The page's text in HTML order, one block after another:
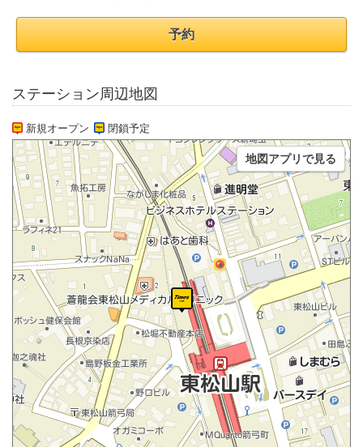
予約
ステーション周辺地図
新規オープン 閉鎖予定
地図アプリで見る